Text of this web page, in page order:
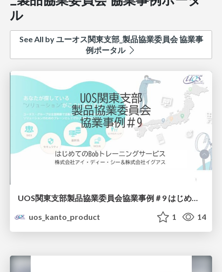
ル
See All by ユーオス関東支部_製品協業委員会 協業事
例ポータル
UOS関東支部 製品協業委員会 協業事例＃9 はじめてのBobトレーニングサービス
uos_kanto_product
1 14